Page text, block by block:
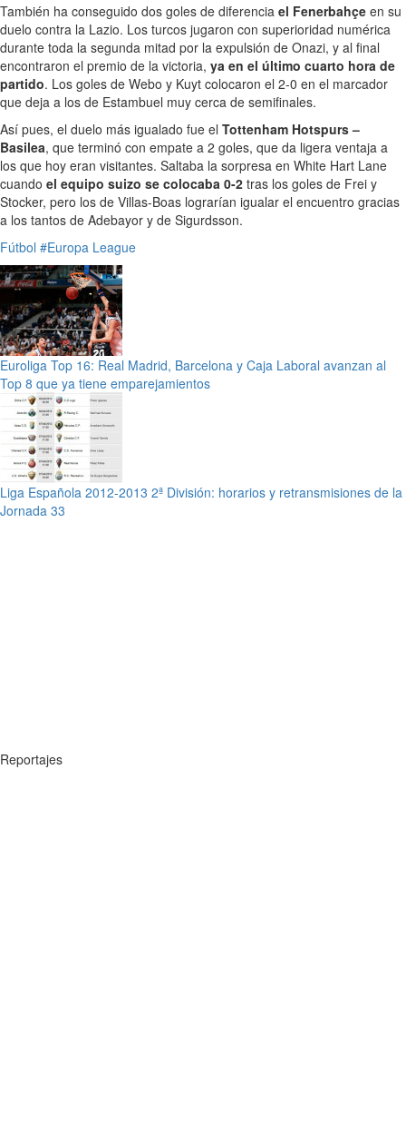
También ha conseguido dos goles de diferencia el Fenerbahçe en su
duelo contra la Lazio. Los turcos jugaron con superioridad numérica
durante toda la segunda mitad por la expulsión de Onazi, y al final
encontraron el premio de la victoria, ya en el último cuarto hora de
partido. Los goles de Webo y Kuyt colocaron el 2-0 en el marcador
que deja a los de Estambuel muy cerca de semifinales.
Así pues, el duelo más igualado fue el Tottenham Hotspurs –
Basilea, que terminó con empate a 2 goles, que da ligera ventaja a
los que hoy eran visitantes. Saltaba la sorpresa en White Hart Lane
cuando el equipo suizo se colocaba 0-2 tras los goles de Frei y
Stocker, pero los de Villas-Boas lograrían igualar el encuentro gracias
a los tantos de Adebayor y de Sigurdsson.
Fútbol #Europa League
Euroliga Top 16: Real Madrid, Barcelona y Caja Laboral avanzan al
Top 8 que ya tiene emparejamientos
Liga Española 2012-2013 2ª División: horarios y retransmisiones de la
Jornada 33
Reportajes